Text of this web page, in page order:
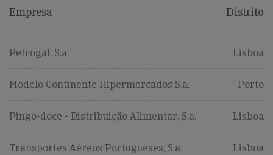
Empresa Distrito
Petrogal, S.a. Lisboa
Modelo Continente Hipermercados S.a. Porto
Pingo-doce - Distribuição Alimentar, S.a. Lisboa
Transportes Aéreos Portugueses, S.a. Lisboa